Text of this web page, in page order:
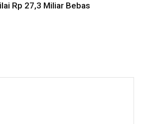
Rp 27,3 Miliar Bebas